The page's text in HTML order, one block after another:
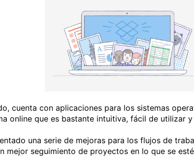
cuenta con aplicaciones para los sistemas
online que es bastante intuitiva, fácil de utilizar
una serie de mejoras para los flujos de
mejor seguimiento de proyectos en lo que se